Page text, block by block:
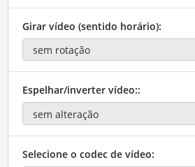
Girar vídeo (sentido horário):
Espelhar/inverter vídeo::
Selecione o codec de vídeo: